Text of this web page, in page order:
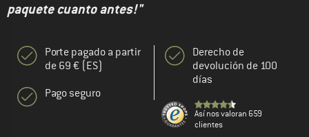
paquete cuanto antes!"
Porte pagado a partir
de 69 € (ES)
Pago seguro
Derecho de
devolución de 100
días
Así nos valoran 659
clientes